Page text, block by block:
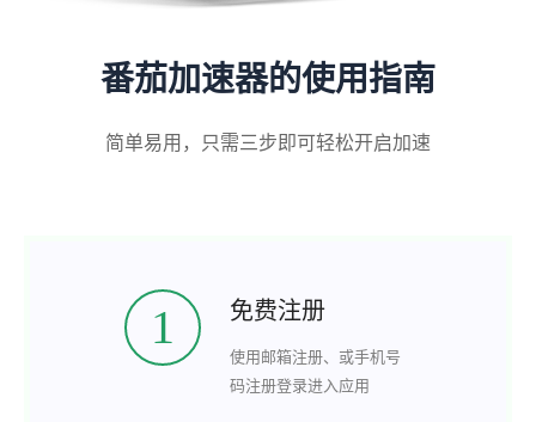
番茄加速器的使用指南
简单易用，只需三步即可轻松开启加速
1 免费注册
使用邮箱注册、或手机号
码注册登录进入应用